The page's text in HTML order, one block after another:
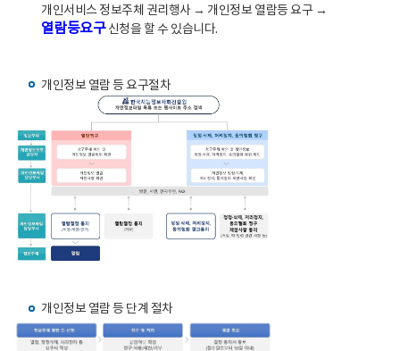
개인서비스 정보주체 권리행사 → 개인정보 열람등 요구 →
열람등요구신청을 할 수 있습니다.
개인정보 열람 등 요구절차
개인정보 열람 등 단계 절차